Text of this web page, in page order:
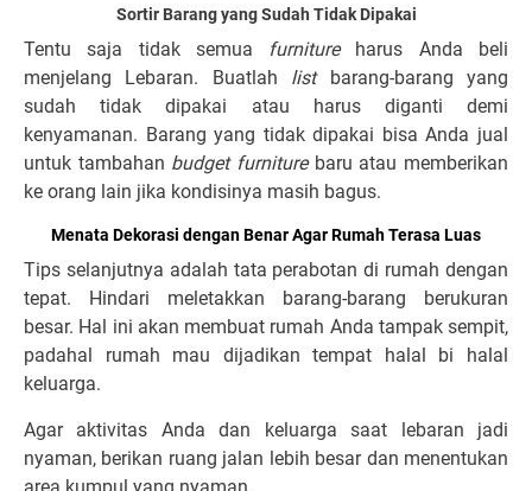
Sortir Barang yang Sudah Tidak Dipakai
Tentu saja tidak semua furniture harus Anda beli
menjelang Lebaran. Buatlah list barang-barang yang
sudah tidak dipakai atau harus diganti demi
kenyamanan. Barang yang tidak dipakai bisa Anda jual
untuk tambahan budget furniture baru atau memberikan
ke orang lain jika kondisinya masih bagus.
Menata Dekorasi dengan Benar Agar Rumah Terasa Luas
Tips selanjutnya adalah tata perabotan di rumah dengan
tepat. Hindari meletakkan barang-barang berukuran
besar. Hal ini akan membuat rumah Anda tampak sempit,
padahal rumah mau dijadikan tempat halal bi halal
keluarga.
Agar aktivitas Anda dan keluarga saat lebaran jadi
nyaman, berikan ruang jalan lebih besar dan menentukan